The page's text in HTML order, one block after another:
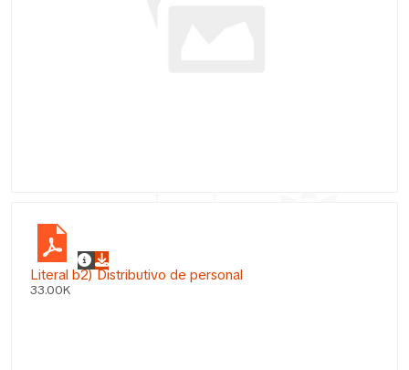
Literal b2) Distributivo de personal
33.00K